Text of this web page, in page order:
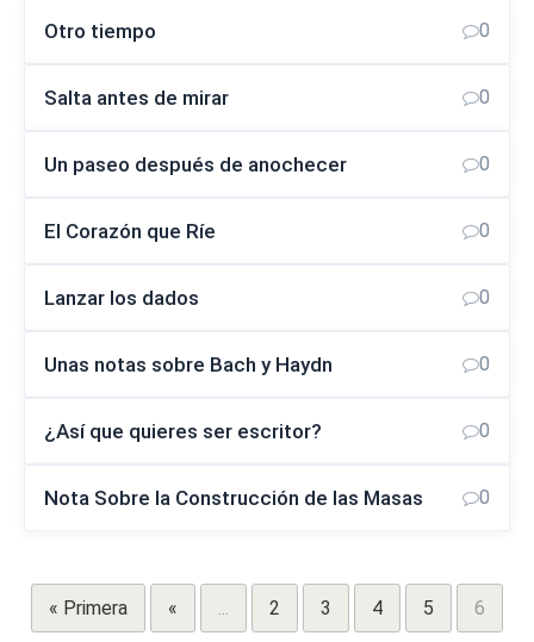
Otro tiempo 0
Salta antes de mirar 0
Un paseo después de anochecer 0
El Corazón que Ríe 0
Lanzar los dados 0
Unas notas sobre Bach y Haydn 0
¿Así que quieres ser escritor? 0
Nota Sobre la Construcción de las Masas 0
« Primera « ... 2 3 4 5 6